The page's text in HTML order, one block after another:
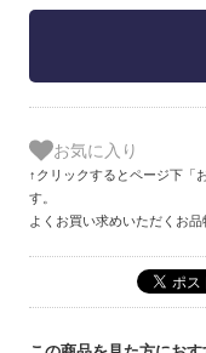
お気に入り
↑クリックするとページ下「
す。
よくお買い求めいただくお